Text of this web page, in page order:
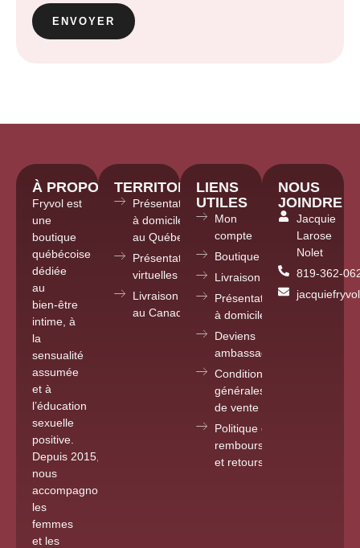
À PROPOS
Fryvol est
une
boutique
québécoise
dédiée
au
bien-être
intime, à
la
sensualité
assumée
et à
l’éducation
sexuelle
positive.
Depuis 2015
nous
accompagnons
les
femmes
et les
TERRITOIRE
Présentations
à domicile
au Québec
Présentations
virtuelles partout
Livraison
au Canada
LIENS
UTILES
Mon
compte
Boutique
Livraison
Présentations
à domicile
Deviens
ambassadrice
Conditions
générales
de vente
Politique de
remboursements
et retours
NOUS
JOINDRE
Jacquie
Larose
Nolet
819-362-